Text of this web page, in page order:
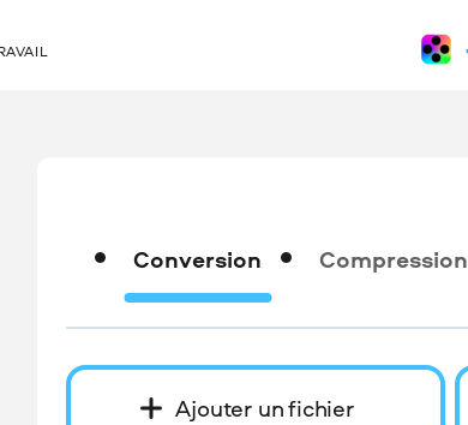
Conversion Compression
Ajouter un fichier